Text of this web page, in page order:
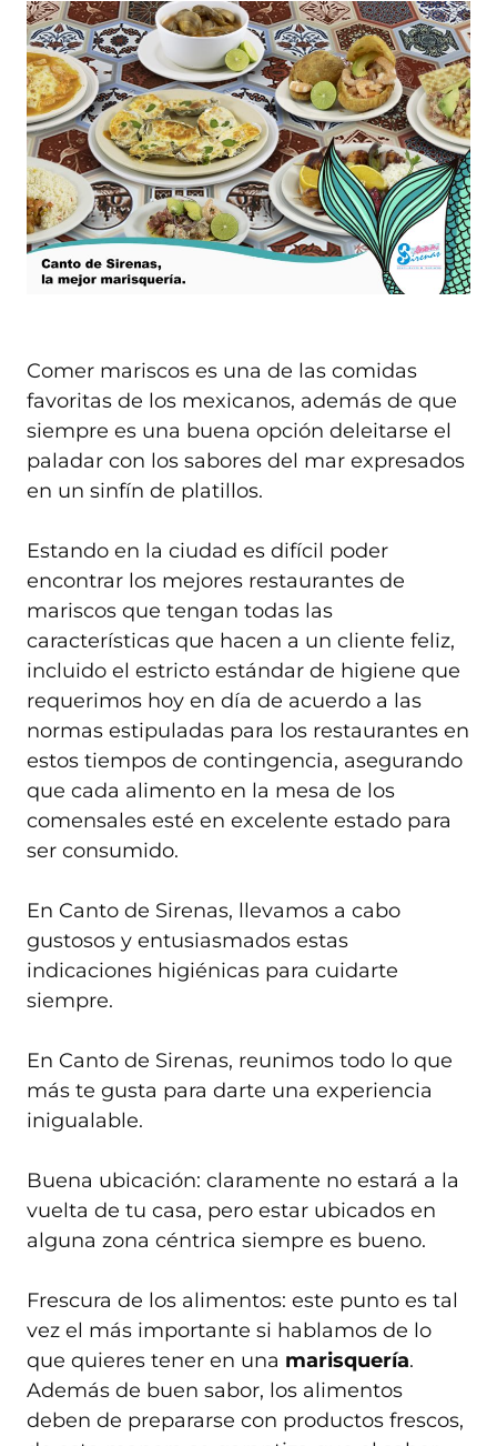
Comer mariscos es una de las comidas
favoritas de los mexicanos, además de que
siempre es una buena opción deleitarse el
paladar con los sabores del mar expresados
en un sinfín de platillos.
Estando en la ciudad es difícil poder
encontrar los mejores restaurantes de
mariscos que tengan todas las
características que hacen a un cliente feliz,
incluido el estricto estándar de higiene que
requerimos hoy en día de acuerdo a las
normas estipuladas para los restaurantes en
estos tiempos de contingencia, asegurando
que cada alimento en la mesa de los
comensales esté en excelente estado para
ser consumido.
En Canto de Sirenas, llevamos a cabo
gustosos y entusiasmados estas
indicaciones higiénicas para cuidarte
siempre.
En Canto de Sirenas, reunimos todo lo que
más te gusta para darte una experiencia
inigualable.
Buena ubicación: claramente no estará a la
vuelta de tu casa, pero estar ubicados en
alguna zona céntrica siempre es bueno.
Frescura de los alimentos: este punto es tal
vez el más importante si hablamos de lo
que quieres tener en una marisquería.
Además de buen sabor, los alimentos
deben de prepararse con productos frescos,